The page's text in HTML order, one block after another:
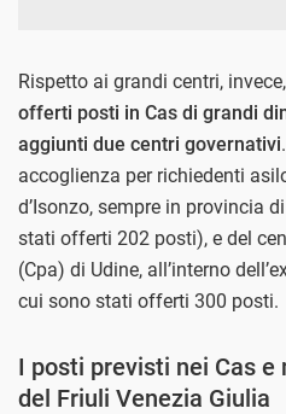
Rispetto ai grandi centri, invece,
offerti posti in Cas di grandi
aggiunti due centri governativi
accoglienza per richiedenti
d’Isonzo, sempre in provincia
stati offerti 202 posti), e del
(Cpa) di Udine, all’interno
cui sono stati offerti 300 posti.
I posti previsti nei Cas
del Friuli Venezia Giulia